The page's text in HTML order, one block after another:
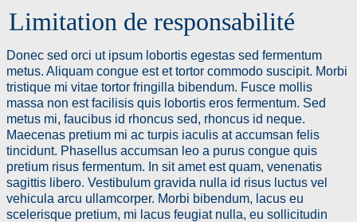
Limitation de responsabilité
Donec sed orci ut ipsum lobortis egestas sed fermentum
metus. Aliquam congue est et tortor commodo suscipit. Morbi
tristique mi vitae tortor fringilla bibendum. Fusce mollis
massa non est facilisis quis lobortis eros fermentum. Sed
metus mi, faucibus id rhoncus sed, rhoncus id neque.
Maecenas pretium mi ac turpis iaculis at accumsan felis
tincidunt. Phasellus accumsan leo a purus congue quis
pretium risus fermentum. In sit amet est quam, venenatis
sagittis libero. Vestibulum gravida nulla id risus luctus vel
vehicula arcu ullamcorper. Morbi bibendum, lacus eu
scelerisque pretium, mi lacus feugiat nulla, eu sollicitudin